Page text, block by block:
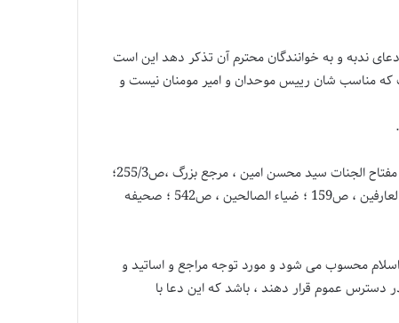
ندبه و به خوانندگان محترم آن تذکر دهد این است
که مناسب شان رییس موحدان و امیر مومنان نیست و
اقبال الاعمال سید بن طاووس ، ص 608 ؛ تحفه الزائر و زاد المعاد مجلسی ، ص502؛ صحیفه هادیه ابراهیم بن محسن کاشانی ، ص 87 ؛ مفتاح الجنات سید محسن امین ، مرجع بزرگ ،ص255/3؛
تکالیف الاسلام همدانی ،ص195؛ عمده الزئر آیت الله سید حیدر کاظمی ، ص358 ؛ فوز اکبر ، ص 124 ؛ مکیال المکارم ،ص99/2 ؛ منهاج العارفین ، ص159 ؛ ضیاء الصالحین ، ص542 ؛ صحیفه
محسوب می شود و مورد توجه مراجع و اساتید و
عموم قرار دهند ، باشد که این دعا با